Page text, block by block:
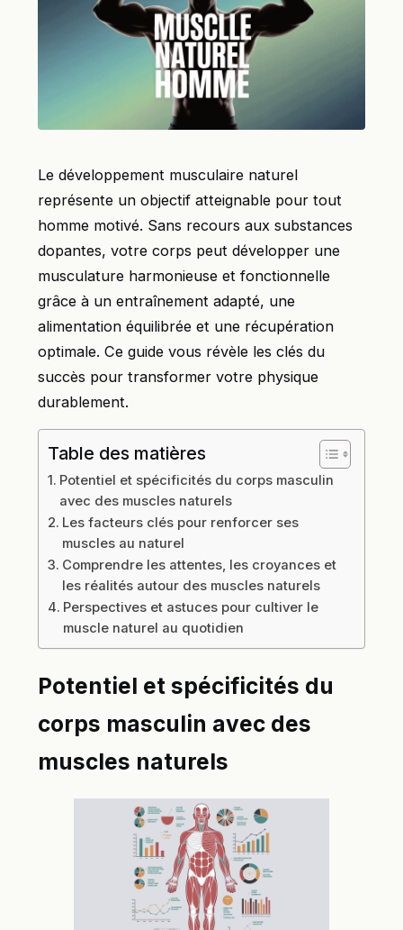
Le développement musculaire naturel
représente un objectif atteignable pour tout
homme motivé. Sans recours aux substances
dopantes, votre corps peut développer une
musculature harmonieuse et fonctionnelle
grâce à un entraînement adapté, une
alimentation équilibrée et une récupération
optimale. Ce guide vous révèle les clés du
succès pour transformer votre physique
durablement.
Table des matières
Potentiel et spécificités du corps masculin
avec des muscles naturels
Les facteurs clés pour renforcer ses
muscles au naturel
Comprendre les attentes, les croyances et
les réalités autour des muscles naturels
Perspectives et astuces pour cultiver le
muscle naturel au quotidien
Potentiel et spécificités du
corps masculin avec des
muscles naturels